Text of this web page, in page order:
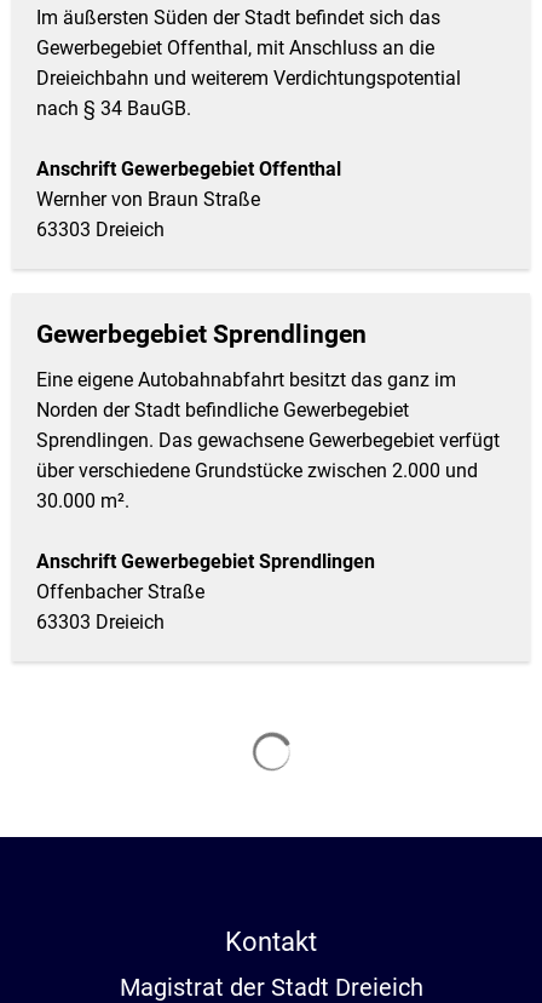
Im äußersten Süden der Stadt befindet sich das
Gewerbegebiet Offenthal, mit Anschluss an die
Dreieichbahn und weiterem Verdichtungspotential
nach § 34 BauGB.
Anschrift Gewerbegebiet Offenthal
Wernher von Braun Straße
63303 Dreieich
Gewerbegebiet Sprendlingen
Eine eigene Autobahnabfahrt besitzt das ganz im
Norden der Stadt befindliche Gewerbegebiet
Sprendlingen. Das gewachsene Gewerbegebiet verfügt
über verschiedene Grundstücke zwischen 2.000 und
30.000 m².
Anschrift Gewerbegebiet Sprendlingen
Offenbacher Straße
63303 Dreieich
Kontakt
Magistrat der Stadt Dreieich